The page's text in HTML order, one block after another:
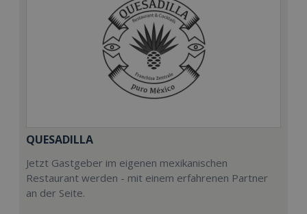
QUESADILLA
Jetzt Gastgeber im eigenen mexikanischen
Restaurant werden - mit einem erfahrenen Partner
an der Seite.